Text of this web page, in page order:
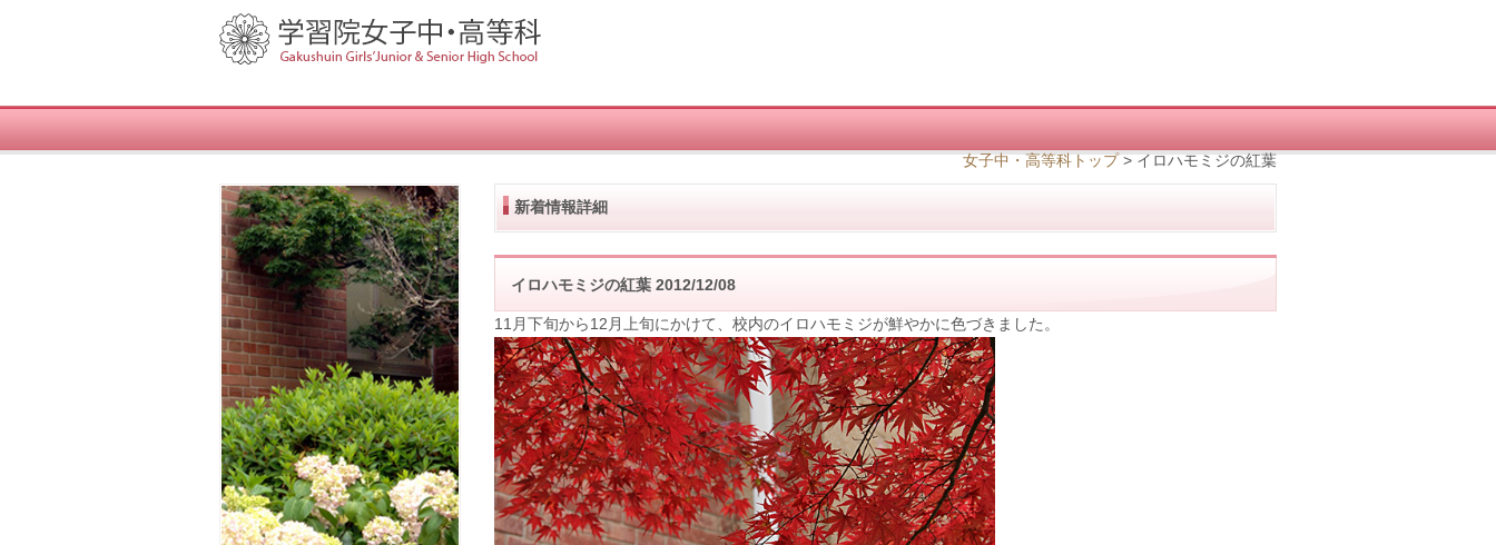
女子中・高等科トップ>イロハモミジの紅葉
新着情報詳細
イロハモミジの紅葉 2012/12/08
11月下旬から12月上旬にかけて、校内のイロハモミジが鮮やかに色づきました。